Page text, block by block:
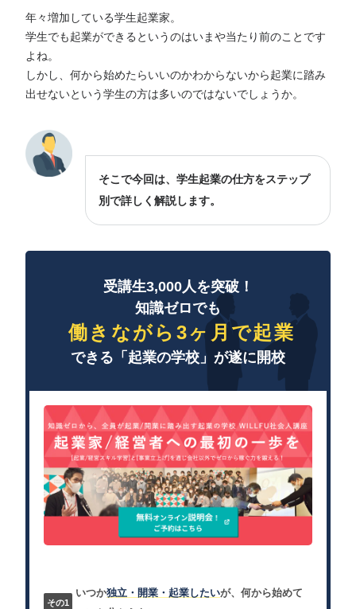
年々増加している学生起業家。
学生でも起業ができるというのはいまや当たり前のことです
よね。
しかし、何から始めたらいいのかわからないから起業に踏み
出せないという学生の方は多いのではないでしょうか。
そこで今回は、学生起業の仕方をステップ
別で詳しく解説します。
受講生3,000人を突破！
知識ゼロでも
働きながら3ヶ月で起業
できる「起業の学校」が遂に開校
いつか独立・開業・起業したいが、何から始めて